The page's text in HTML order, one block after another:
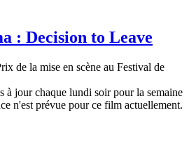
: Decision to Leave
de la mise en scène au Festival de
à jour chaque lundi soir pour la semaine
n'est prévue pour ce film actuellement.